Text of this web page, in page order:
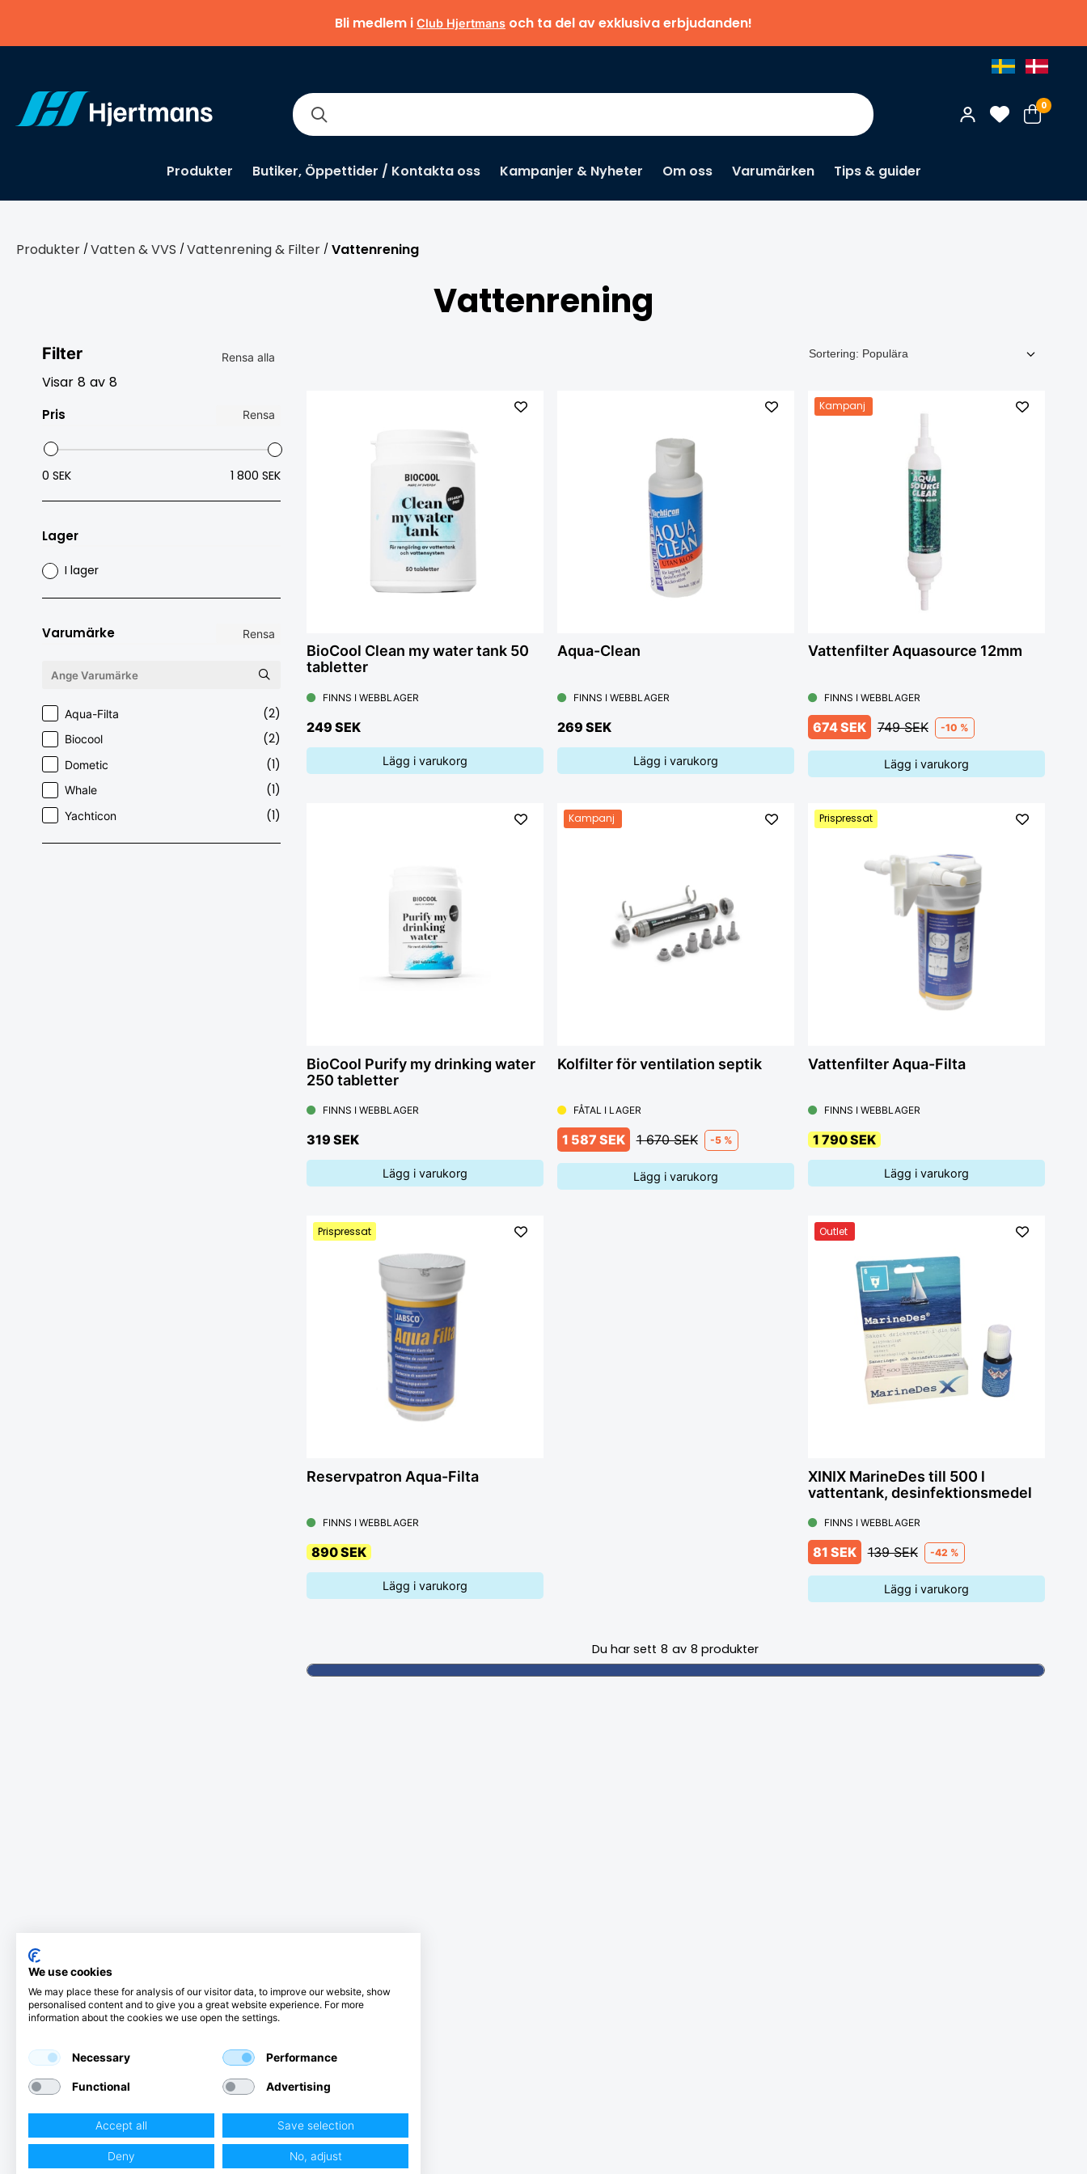
Bli medlem i Club Hjertmans och ta del av exklusiva erbjudanden!
0
Produkter Butiker, Öppettider / Kontakta oss Kampanjer & Nyheter Om oss Varumärken Tips & guider
Produkter / Vatten & VVS / Vattenrening & Filter / Vattenrening
Vattenrening
Filter Rensa alla
Visar 8 av 8
Pris Rensa
0 SEK 1 800 SEK
Lager
I lager
Varumärke Rensa
Aqua-Filta (2)
Biocool (2)
Dometic (1)
Whale (1)
Yachticon (1)
BioCool Clean my water tank 50
tabletter
FINNS I WEBBLAGER
249 SEK
Lägg i varukorg
Aqua-Clean
FINNS I WEBBLAGER
269 SEK
Lägg i varukorg
Kampanj
Vattenfilter Aquasource 12mm
FINNS I WEBBLAGER
674 SEK 749 SEK -10 %
Lägg i varukorg
BioCool Purify my drinking water
250 tabletter
FINNS I WEBBLAGER
319 SEK
Lägg i varukorg
Kampanj
Kolfilter för ventilation septik
FÅTAL I LAGER
1 587 SEK 1 670 SEK -5 %
Lägg i varukorg
Prispressat
Vattenfilter Aqua-Filta
FINNS I WEBBLAGER
1 790 SEK
Lägg i varukorg
Prispressat
Reservpatron Aqua-Filta
FINNS I WEBBLAGER
890 SEK
Lägg i varukorg
Outlet
XINIX MarineDes till 500 l
vattentank, desinfektionsmedel
FINNS I WEBBLAGER
81 SEK 139 SEK -42 %
Lägg i varukorg
Du har sett 8 av 8 produkter
We use cookies
We may place these for analysis of our visitor data, to improve our website, show
personalised content and to give you a great website experience. For more
information about the cookies we use open the settings.
Necessary Performance
Functional Advertising
Accept all Save selection
Deny No, adjust